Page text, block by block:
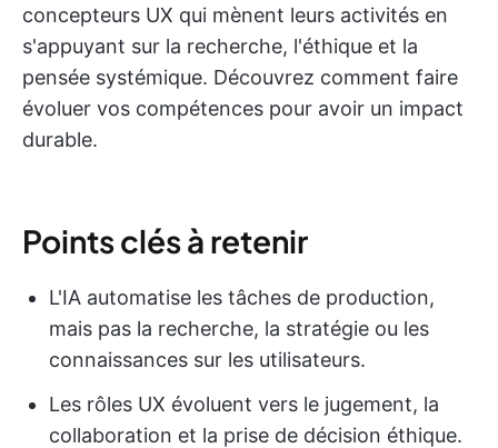
concepteurs UX qui mènent leurs activités en
s'appuyant sur la recherche, l'éthique et la
pensée systémique. Découvrez comment faire
évoluer vos compétences pour avoir un impact
durable.
Points clés à retenir
L'IA automatise les tâches de production,
mais pas la recherche, la stratégie ou les
connaissances sur les utilisateurs.
Les rôles UX évoluent vers le jugement, la
collaboration et la prise de décision éthique.